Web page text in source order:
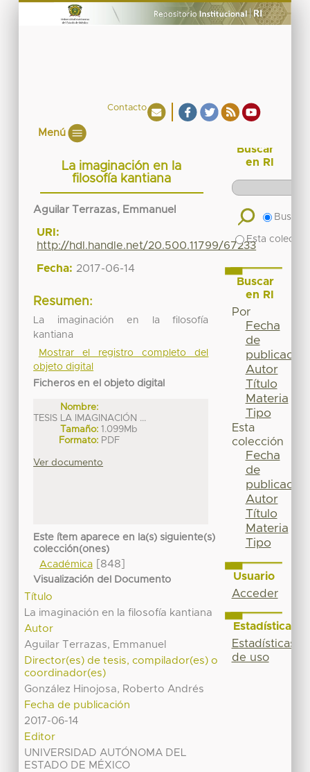
Contacto
Menú
La imaginación en la
filosofía kantiana
Aguilar Terrazas, Emmanuel
URI:
http://hdl.handle.net/20.500.11799/67233
Fecha: 2017-06-14
Resumen:
La imaginación en la filosofía
kantiana
Mostrar el registro completo del
objeto digital
Ficheros en el objeto digital
Nombre:
TESIS LA IMAGINACIÓN ...
Tamaño: 1.099Mb
Formato: PDF
Ver documento
Este ítem aparece en la(s) siguiente(s)
colección(ones)
Académica[848]
Visualización del Documento
Título
La imaginación en la filosofía kantiana
Autor
Aguilar Terrazas, Emmanuel
Director(es) de tesis, compilador(es) o
coordinador(es)
González Hinojosa, Roberto Andrés
Fecha de publicación
2017-06-14
Editor
UNIVERSIDAD AUTÓNOMA DEL
ESTADO DE MÉXICO
Buscar
en RI
Buscar
Esta
Buscar
en RI
Por
Fecha
de
publicación
Autor
Título
Materia
Tipo
Esta
colección
Fecha
de
publicación
Autor
Título
Materia
Tipo
Usuario
Acceder
Estadísticas
Estadísticas
de uso